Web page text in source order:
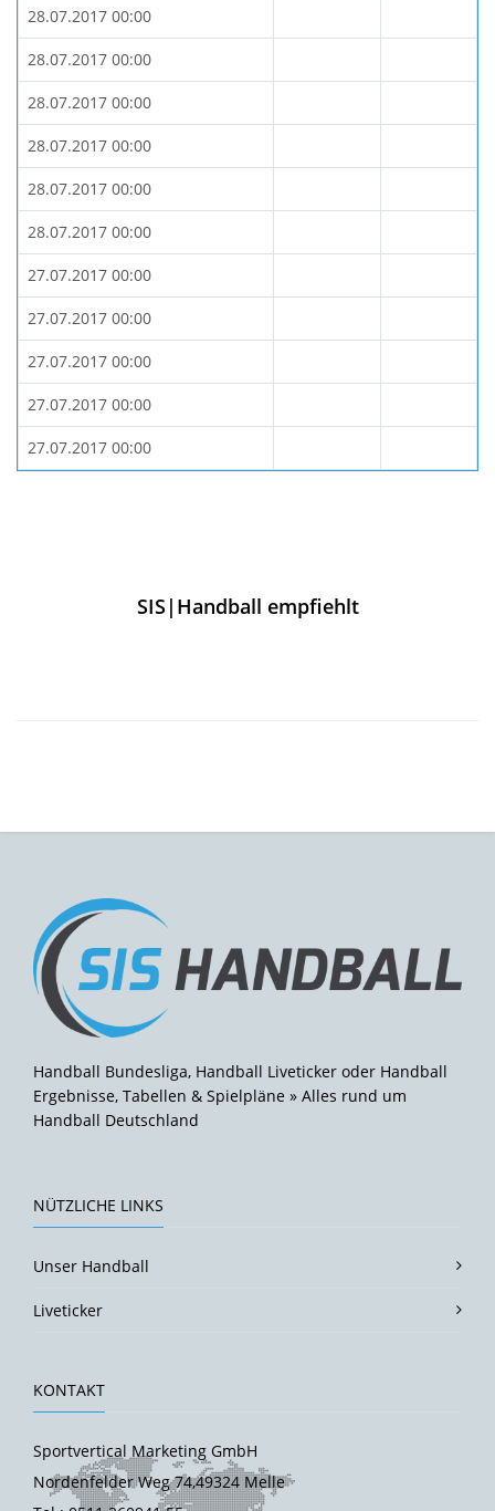
28.07.2017 00:00
28.07.2017 00:00
28.07.2017 00:00
28.07.2017 00:00
28.07.2017 00:00
28.07.2017 00:00
27.07.2017 00:00
27.07.2017 00:00
27.07.2017 00:00
27.07.2017 00:00
27.07.2017 00:00
SIS|Handball empfiehlt
Handball Bundesliga, Handball Liveticker oder Handball
Ergebnisse, Tabellen & Spielpläne » Alles rund um
Handball Deutschland
NÜTZLICHE LINKS
Unser Handball
Liveticker
KONTAKT
Sportvertical Marketing GmbH
Nordenfelder Weg 74,49324 Melle